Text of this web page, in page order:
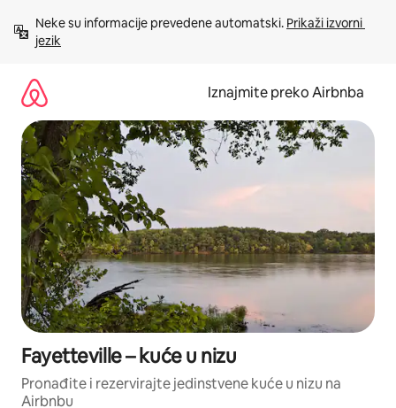
sadržaj
Neke su informacije prevedene automatski. Prikaži izvorni
jezik
Iznajmite preko Airbnba
Fayetteville – kuće u nizu
Pronađite i rezervirajte jedinstvene kuće u nizu na
Airbnbu